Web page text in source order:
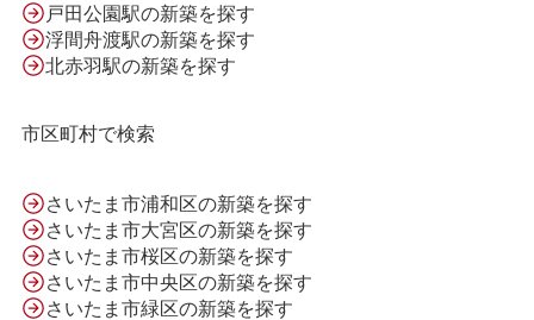
利用規約
プライバシーポリシー
サイトマップ
戸田公園駅の新築を探す
浮間舟渡駅の新築を探す
北赤羽駅の新築を探す
市区町村で検索
さいたま市浦和区の新築を探す
さいたま市大宮区の新築を探す
さいたま市桜区の新築を探す
さいたま市中央区の新築を探す
さいたま市緑区の新築を探す